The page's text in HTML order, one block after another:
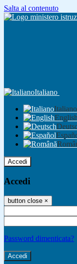
Salta al contenuto
Italiano
Italiano
English
Accedi
Accedi
button close ×
Password dimenticata?